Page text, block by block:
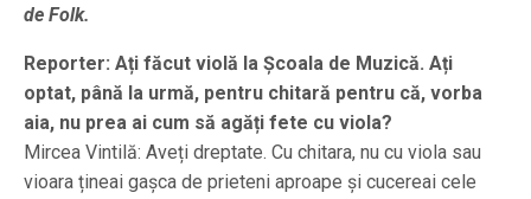
de Folk.
Reporter: Ați făcut violă la Școala de Muzică. Ați
optat, până la urmă, pentru chitară pentru că, vorba
aia, nu prea ai cum să agăți fete cu viola?
Mircea Vintilă: Aveți dreptate. Cu chitara, nu cu viola sau
vioara țineai gașca de prieteni aproape și cucereai cele